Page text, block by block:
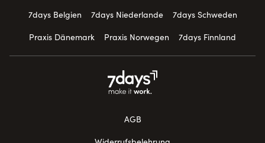
7days Belgien
7days Niederlande
7days Schweden
Praxis Dänemark
Praxis Norwegen 7days Finnland
AGB